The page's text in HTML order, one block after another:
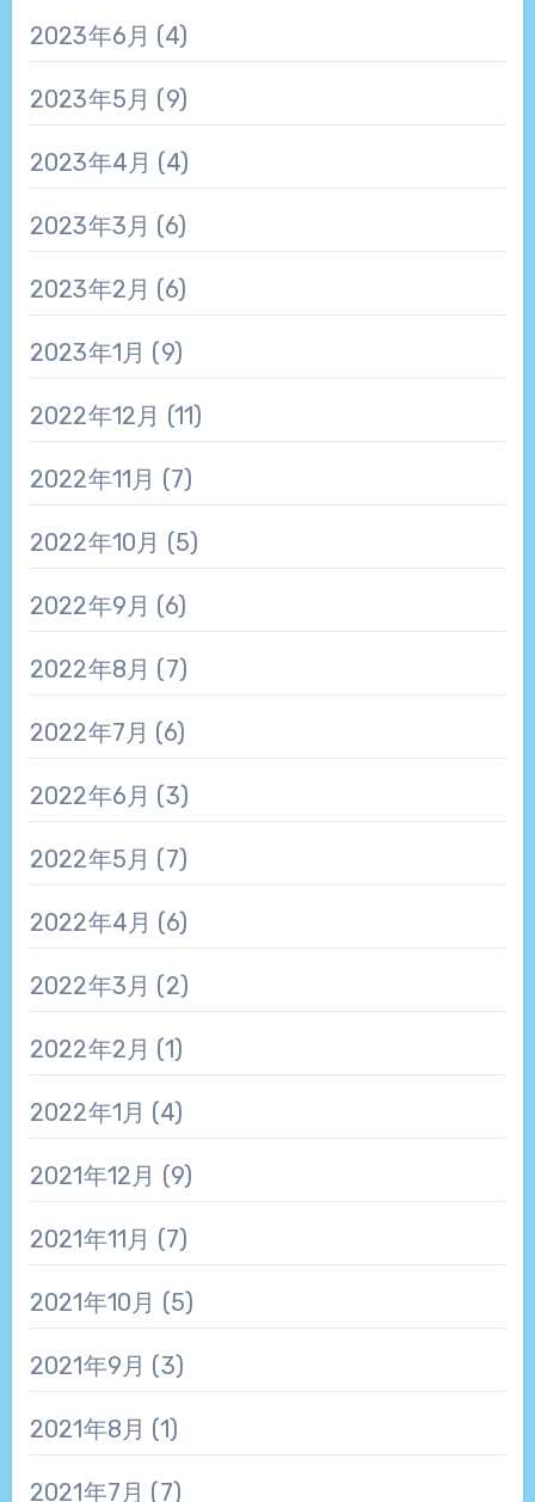
2023年6月 (4)
2023年5月 (9)
2023年4月 (4)
2023年3月 (6)
2023年2月 (6)
2023年1月 (9)
2022年12月 (11)
2022年11月 (7)
2022年10月 (5)
2022年9月 (6)
2022年8月 (7)
2022年7月 (6)
2022年6月 (3)
2022年5月 (7)
2022年4月 (6)
2022年3月 (2)
2022年2月 (1)
2022年1月 (4)
2021年12月 (9)
2021年11月 (7)
2021年10月 (5)
2021年9月 (3)
2021年8月 (1)
2021年7月 (7)